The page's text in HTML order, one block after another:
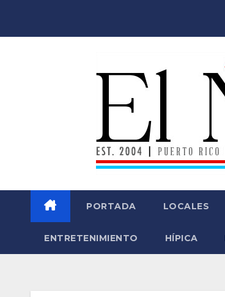
PORTADA LOCALES
ENTRETENIMIENTO HÍPICA